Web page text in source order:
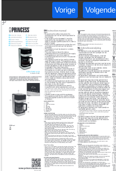
Vorige Volgende